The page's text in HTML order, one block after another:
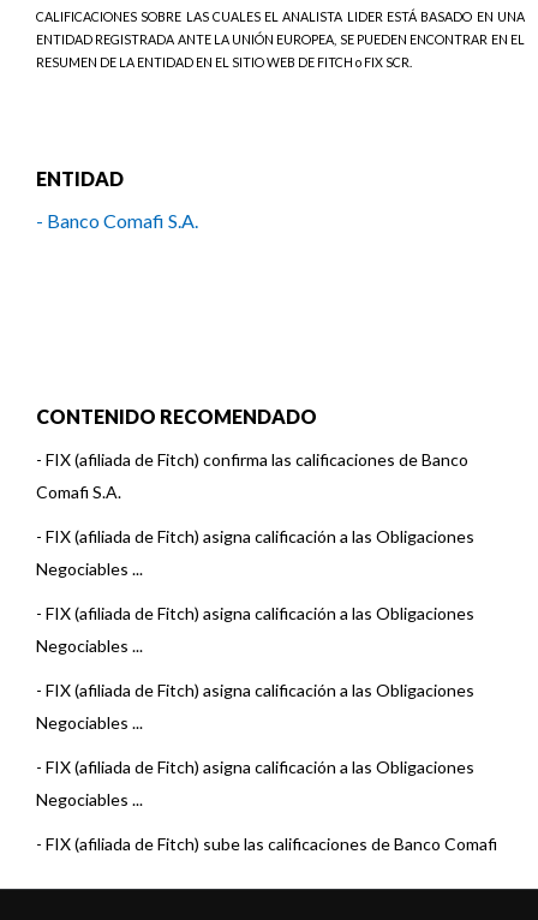
CALIFICACIONES SOBRE LAS CUALES EL ANALISTA LIDER ESTÁ BASADO EN UNA
ENTIDAD REGISTRADA ANTE LA UNIÓN EUROPEA, SE PUEDEN ENCONTRAR EN EL
RESUMEN DE LA ENTIDAD EN EL SITIO WEB DE FITCH o FIX SCR.
ENTIDAD
- Banco Comafi S.A.
CONTENIDO RECOMENDADO
- FIX (afiliada de Fitch) confirma las calificaciones de Banco
Comafi S.A.
- FIX (afiliada de Fitch) asigna calificación a las Obligaciones
Negociables ...
- FIX (afiliada de Fitch) asigna calificación a las Obligaciones
Negociables ...
- FIX (afiliada de Fitch) asigna calificación a las Obligaciones
Negociables ...
- FIX (afiliada de Fitch) asigna calificación a las Obligaciones
Negociables ...
- FIX (afiliada de Fitch) sube las calificaciones de Banco Comafi